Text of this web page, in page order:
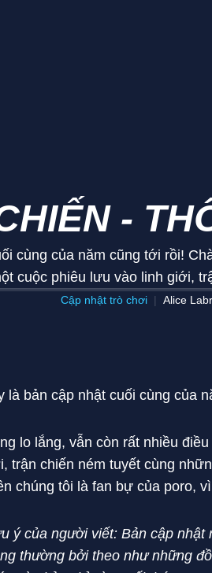
-
cùng của năm cũng tới rồi!
cuộc phiêu lưu vào linh giới,
Cập nhật trò chơi Alice
là bản cập nhật cuối cùng của
lo lắng, vẫn còn rất nhiều
trận chiến ném tuyết cùng
chúng tôi là fan bự của poro,
ý của người viết: Bản cập
thường bởi theo như những